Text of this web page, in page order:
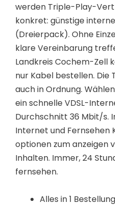
werden Triple-Play-
konkret: günstige
(Dreierpack). Ohne
klare Vereinbarung
Landkreis Cochem-Zell
nur Kabel bestellen. Die
auch in Ordnung.
ein schnelle VDSL-
Durchschnitt 36 Mbit/s.
Internet und
optionen zum anzeigen
Inhalten. Immer, 24
fernsehen.
Alles in 1 Bestellung